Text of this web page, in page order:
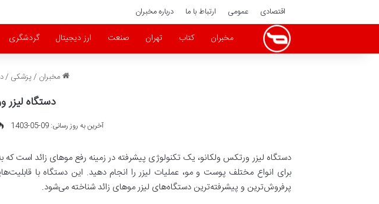
اقتصادی عمومی ارتباط با ما درباره مخبران
مخبران کتاب تهران صنعت ارز دیجیتال گردشگری
مخبران /پزشکی /
دستگاه
آخرین به روز رسانی: 09-05-1403
دستگاه لیزر ورتکس ولکانو، یک تکنولوژی پیشرفته در زمینه رفع موهای زائد است
پرفروش‌ترین و پیشرفته‌ترین دستگاه‌های لیزر موهای زائد شناخته می‌شود.